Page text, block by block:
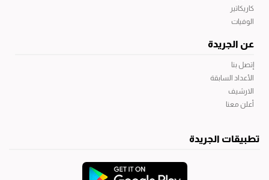
كاريكاتير
الوفيات
عن الجريدة
إتصل بنا
الأعداد السابقة
الارشيف
أعلن معنا
تطبيقات الجريدة